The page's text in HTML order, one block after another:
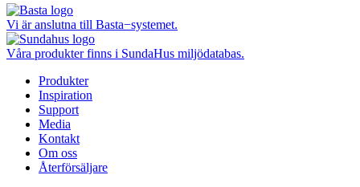
Vi är anslutna till Basta−systemet.
Våra produkter finns i SundaHus miljödatabas.
Produkter
Inspiration
Support
Media
Kontakt
Om oss
Återförsäljare